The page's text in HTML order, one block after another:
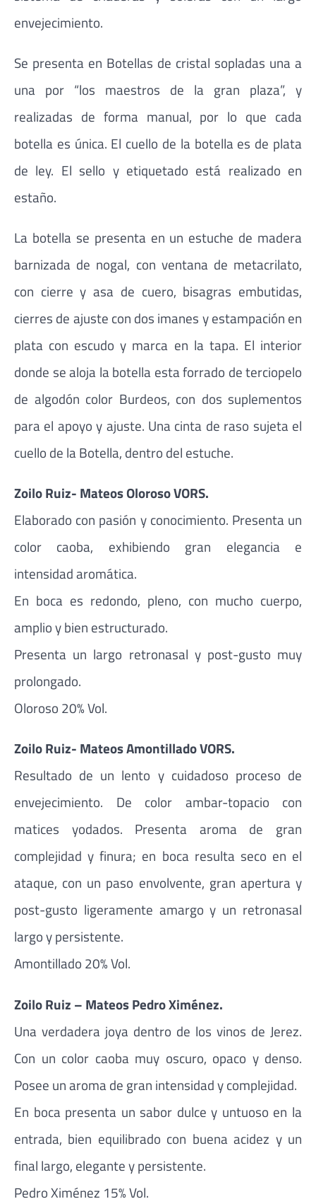
envejecimiento.
Se presenta en Botellas de cristal sopladas una a
una por “los maestros de la gran plaza”, y
realizadas de forma manual, por lo que cada
botella es única. El cuello de la botella es de plata
de ley. El sello y etiquetado está realizado en
estaño.
La botella se presenta en un estuche de madera
barnizada de nogal, con ventana de metacrilato,
con cierre y asa de cuero, bisagras embutidas,
cierres de ajuste con dos imanes y estampación en
plata con escudo y marca en la tapa. El interior
donde se aloja la botella esta forrado de terciopelo
de algodón color Burdeos, con dos suplementos
para el apoyo y ajuste. Una cinta de raso sujeta el
cuello de la Botella, dentro del estuche.
Zoilo Ruiz- Mateos Oloroso VORS.
Elaborado con pasión y conocimiento. Presenta un
color caoba, exhibiendo gran elegancia e
intensidad aromática.
En boca es redondo, pleno, con mucho cuerpo,
amplio y bien estructurado.
Presenta un largo retronasal y post-gusto muy
prolongado.
Oloroso 20% Vol.
Zoilo Ruiz- Mateos Amontillado VORS.
Resultado de un lento y cuidadoso proceso de
envejecimiento. De color ambar-topacio con
matices yodados. Presenta aroma de gran
complejidad y finura; en boca resulta seco en el
ataque, con un paso envolvente, gran apertura y
post-gusto ligeramente amargo y un retronasal
largo y persistente.
Amontillado 20% Vol.
Zoilo Ruiz – Mateos Pedro Ximénez.
Una verdadera joya dentro de los vinos de Jerez.
Con un color caoba muy oscuro, opaco y denso.
Posee un aroma de gran intensidad y complejidad.
En boca presenta un sabor dulce y untuoso en la
entrada, bien equilibrado con buena acidez y un
final largo, elegante y persistente.
Pedro Ximénez 15% Vol.